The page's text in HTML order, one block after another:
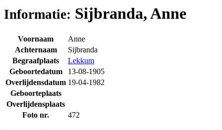
Informatie: Sijbranda, Anne
Voornaam
Anne
Achternaam
Sijbranda
Begraafplaats
Lekkum
Geboortedatum
13-08-1905
Overlijdensdatum 19-04-1982
Geboorteplaats
Overlijdensplaats
Foto nr.
472